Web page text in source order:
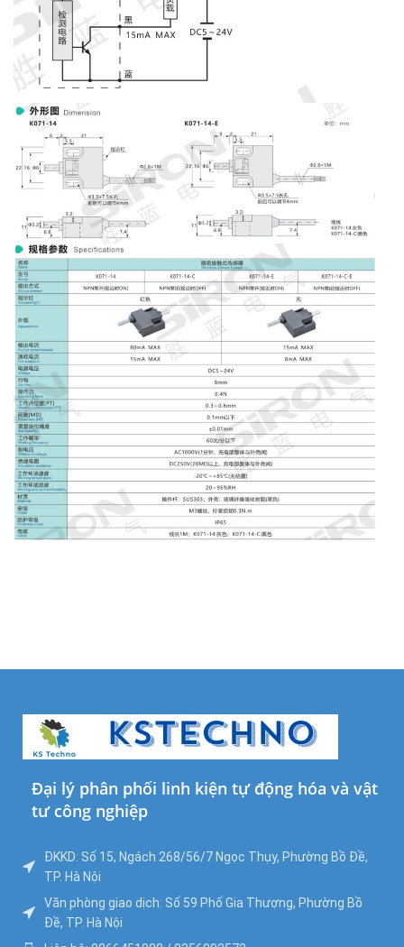
Đại lý phân phối linh kiện tự động hóa và vật
tư công nghiệp
ĐKKD: Số 15, Ngách 268/56/7 Ngọc Thụy, Phường Bồ Đề,
TP. Hà Nội
Văn phòng giao dịch: Số 59 Phố Gia Thượng, Phường Bồ
Đề, TP. Hà Nội